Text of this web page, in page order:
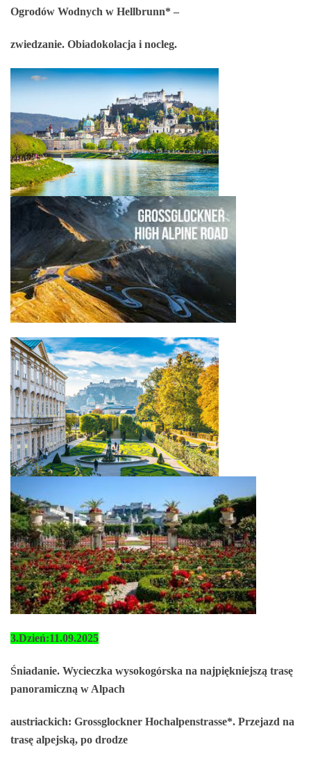
Ogrodów Wodnych w Hellbrunn* –
zwiedzanie. Obiadokolacja i nocleg.
3.Dzień:11.09.2025
Śniadanie. Wycieczka wysokogórska na najpiękniejszą trasę
panoramiczną w Alpach
austriackich: Grossglockner Hochalpenstrasse*. Przejazd na
trasę alpejską, po drodze